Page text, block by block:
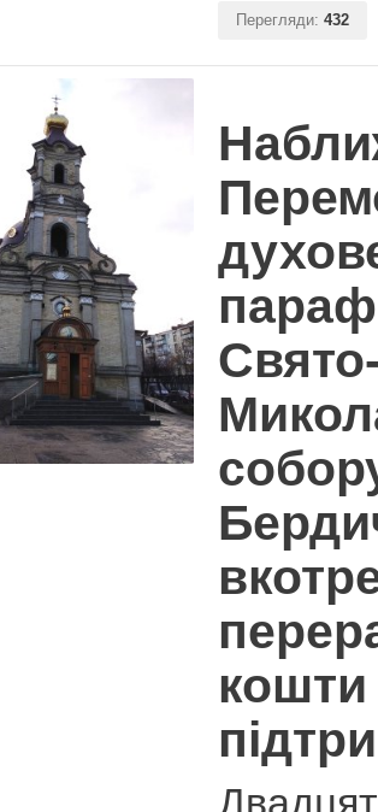
Перегляди: 432
кошти